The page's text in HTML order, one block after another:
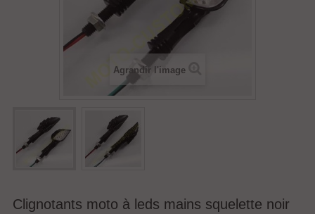
Agrandir l'image
Clignotants moto à leds mains squelette noir